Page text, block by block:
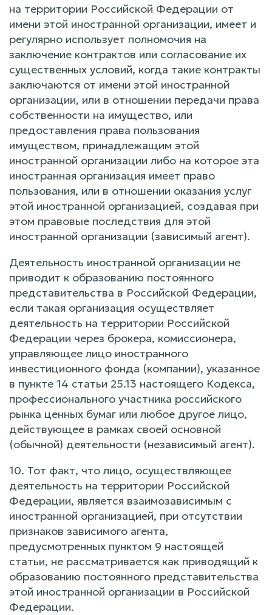
на территории Российской Федерации от
имени этой иностранной организации, имеет и
регулярно использует полномочия на
заключение контрактов или согласование их
существенных условий, когда такие контракты
заключаются от имени этой иностранной
организации, или в отношении передачи права
собственности на имущество, или
предоставления права пользования
имуществом, принадлежащим этой
иностранной организации либо на которое эта
иностранная организация имеет право
пользования, или в отношении оказания услуг
этой иностранной организацией, создавая при
этом правовые последствия для этой
иностранной организации (зависимый агент).
Деятельность иностранной организации не
приводит к образованию постоянного
представительства в Российской Федерации,
если такая организация осуществляет
деятельность на территории Российской
Федерации через брокера, комиссионера,
управляющее лицо иностранного
инвестиционного фонда (компании), указанное
в пункте 14 статьи 25.13 настоящего Кодекса,
профессионального участника российского
рынка ценных бумаг или любое другое лицо,
действующее в рамках своей основной
(обычной) деятельности (независимый агент).
10. Тот факт, что лицо, осуществляющее
деятельность на территории Российской
Федерации, является взаимозависимым с
иностранной организацией, при отсутствии
признаков зависимого агента,
предусмотренных пунктом 9 настоящей
статьи, не рассматривается как приводящий к
образованию постоянного представительства
этой иностранной организации в Российской
Федерации.